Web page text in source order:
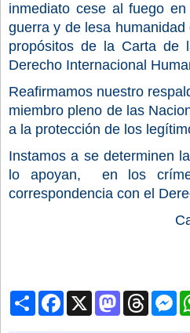
inmediato cese al fuego
guerra y de lesa
propósitos de la Carta de
Derecho Internacional
Reafirmamos nuestro
miembro pleno de las
a la protección de los
Instamos a se determinen
lo apoyan, en los
correspondencia con el
PartagerFacebook MastodonThreads